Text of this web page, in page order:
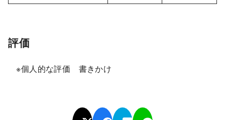
評価
※個人的な評価 書きかけ